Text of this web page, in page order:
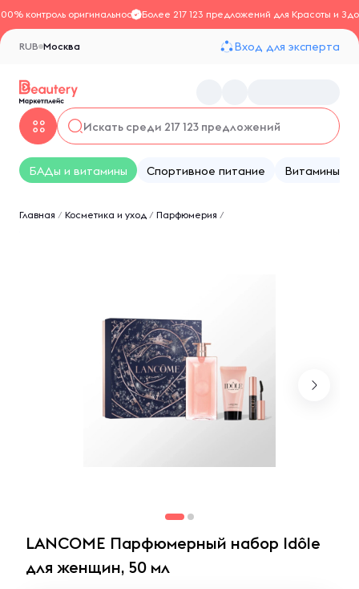
контроль оригинальностиБолее 217 123 предложений для Красоты и
Москва
RUB Вход для эксперта
БАДы и витамины Спортивное питание Витамины
Главная / Косметика и уход / Парфюмерия /
LANCOME Парфюмерный набор Idôle
для женщин, 50 мл